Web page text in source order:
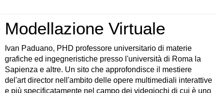
Modellazione Virtuale
Ivan Paduano, PHD professore universitario di materie
grafiche ed ingegneristiche presso l'università di Roma la
Sapienza e altre. Un sito che approfondisce il mestiere
del'art director nell'ambito delle opere multimediali interattive
e più specificatamente nel campo dei videgiochi di cui è uno